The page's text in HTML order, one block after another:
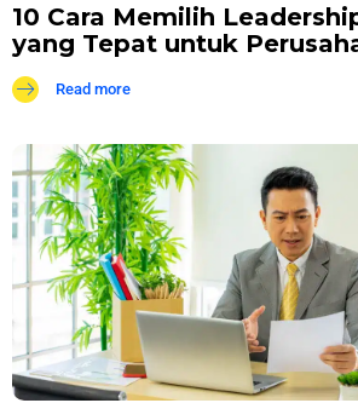
10 Cara Memilih
yang Tepat untuk
Read more